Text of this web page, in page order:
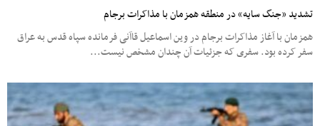
تشدید «جنگ سایه» در منطقه همزمان با مذاکرات برجام
همزمان با آغاز مذاکرات برجام در وین اسماعیل قاآنی فرمانده سپاه قدس به عراق
سفر کرده بود. سفری که جزئیات آن چندان مشخص نیست...